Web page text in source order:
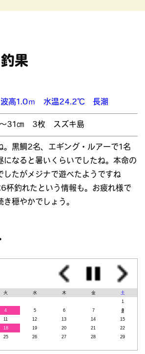
果
高1.0ｍ 水温24.2℃ 長潮
～31㎝ 3枚 スズキ島
。黒鯛2名、エギング・ルアーで1名
になると暑いくらいでしたね。本命の
したがメジナで遊べたようですね
釣れたという情報も。お疲れ様で
穏やかでしょう。
火 水 木 金
土
1
4 5 6 7
8
11 12 13 14
15
18 19 20 21
22
25 26 27 28
29